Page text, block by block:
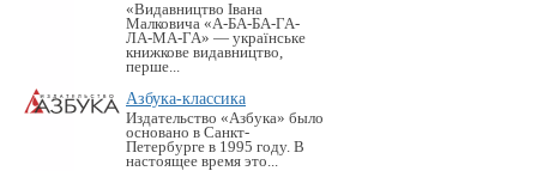
«Видавництво Івана
Малковича «А-БА-БА-ГА-
ЛА-МА-ГА» — українське
книжкове видавництво,
перше...
Азбука-классика
Издательство «Азбука» было
основано в Санкт-
Петербурге в 1995 году. В
настоящее время это...